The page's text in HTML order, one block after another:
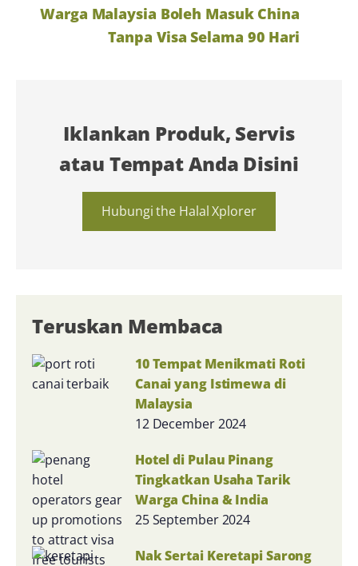
Teruskan Membaca
10 Tempat Menikmati Roti
Canai yang Istimewa di
Malaysia
12 December 2024
Hotel di Pulau Pinang
Tingkatkan Usaha Tarik
Warga China & India
25 September 2024
Nak Sertai Keretapi Sarong
Iklankan Produk, Servis
atau Tempat Anda Disini
Hubungi the Halal Xplorer
Warga Malaysia Boleh Masuk China
Tanpa Visa Selama 90 Hari